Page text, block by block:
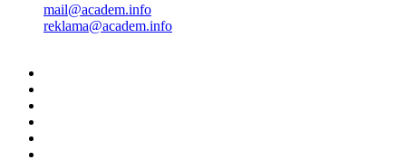
mail@academ.info
reklama@academ.info